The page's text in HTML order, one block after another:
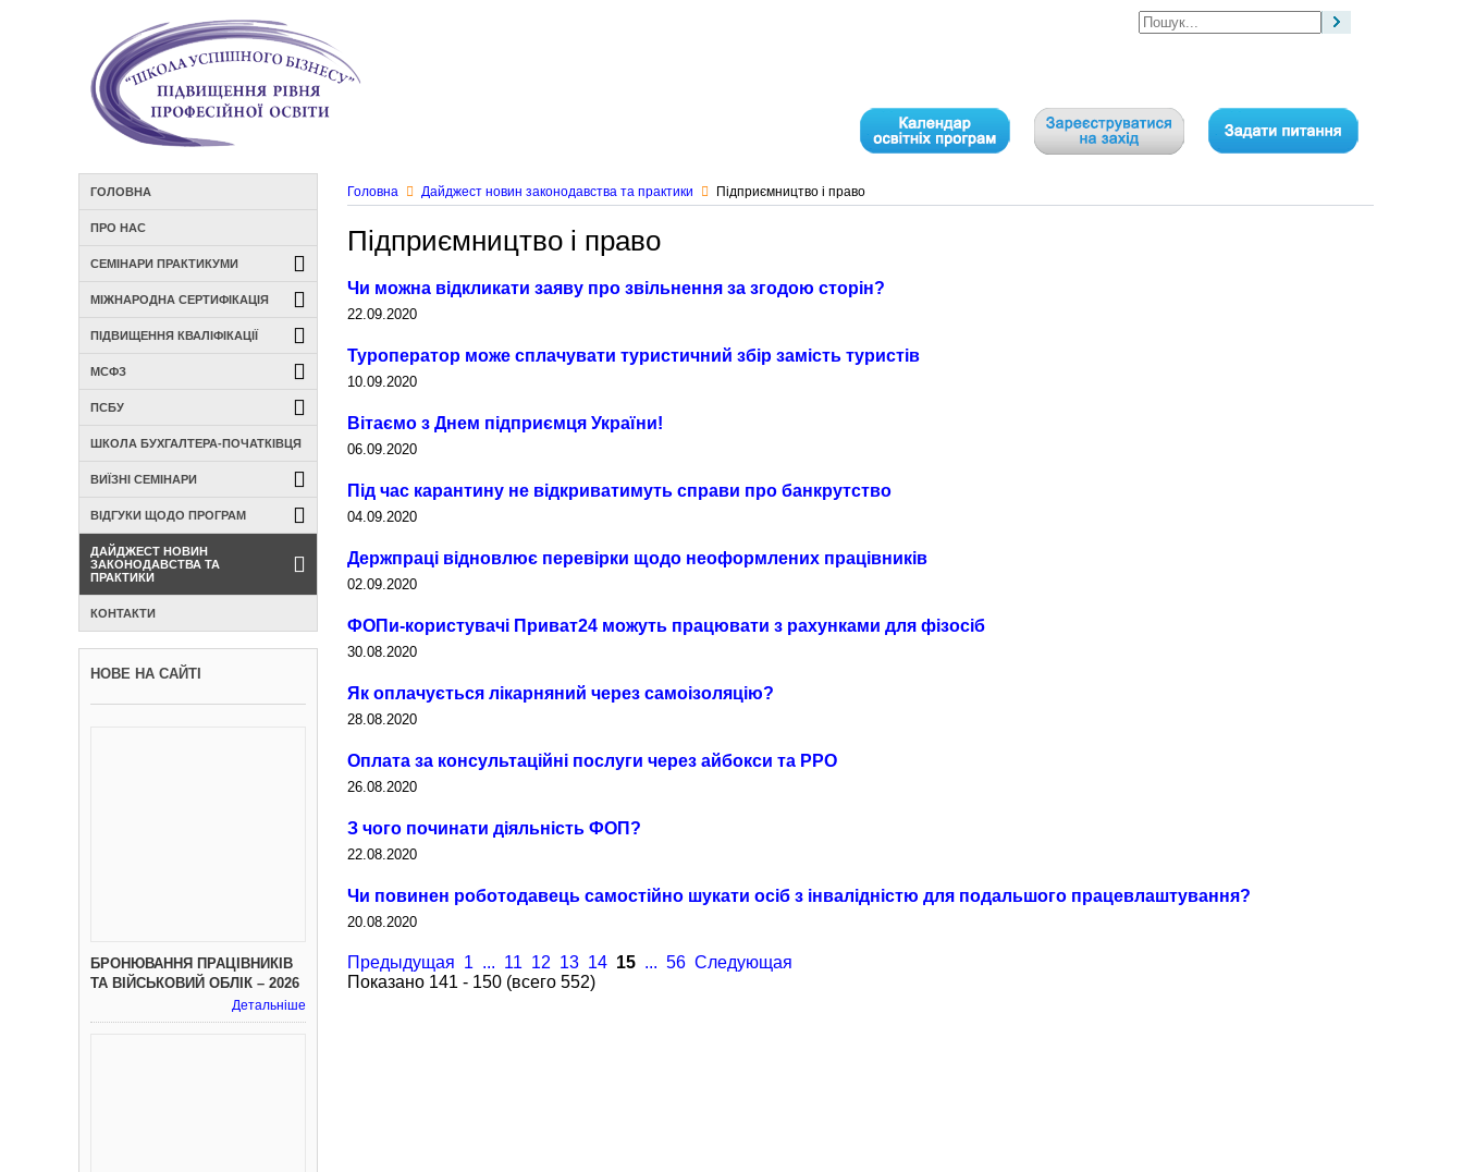
Головна Дайджест новин законодавства та практики Підприємництво і право
Підприємництво і право
Чи можна відкликати заяву про звільнення за згодою сторін?
22.09.2020
Туроператор може сплачувати туристичний збір замість туристів
10.09.2020
Вітаємо з Днем підприємця України!
06.09.2020
Під час карантину не відкриватимуть справи про банкрутство
04.09.2020
Держпраці відновлює перевірки щодо неоформлених працівників
02.09.2020
ФОПи-користувачі Приват24 можуть працювати з рахунками для фізосіб
30.08.2020
Як оплачується лікарняний через самоізоляцію?
28.08.2020
Оплата за консультаційні послуги через айбокси та РРО
26.08.2020
З чого починати діяльність ФОП?
22.08.2020
Чи повинен роботодавець самостійно шукати осіб з інвалідністю для подальшого працевлаштування?
20.08.2020
Предыдущая 1 ... 11 12 13 14 15 ... 56 Следующая
Показано 141 - 150 (всего 552)
ГОЛОВНА
ПРО НАС
СЕМІНАРИ ПРАКТИКУМИ
МІЖНАРОДНА СЕРТИФІКАЦІЯ
ПІДВИЩЕННЯ КВАЛІФІКАЦІЇ
МСФЗ
ПСБУ
ШКОЛА БУХГАЛТЕРА-ПОЧАТКІВЦЯ
ВИЇЗНІ СЕМІНАРИ
ВІДГУКИ ЩОДО ПРОГРАМ
ДАЙДЖЕСТ НОВИН
ЗАКОНОДАВСТВА ТА
ПРАКТИКИ
КОНТАКТИ
НОВЕ НА САЙТІ
БРОНЮВАННЯ ПРАЦІВНИКІВ
ТА ВІЙСЬКОВИЙ ОБЛІК – 2026
Детальніше